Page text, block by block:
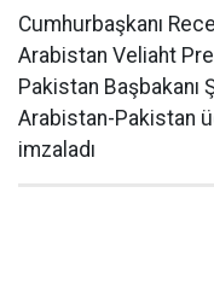
Cumhurbaşkanı
Arabistan Veliaht
Pakistan Başbakanı
Arabistan-Pakistan
imzaladı